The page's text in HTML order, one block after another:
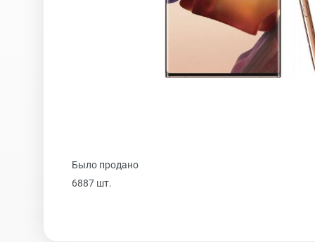
iPhone 16 Plus
Было продано
6887 шт.